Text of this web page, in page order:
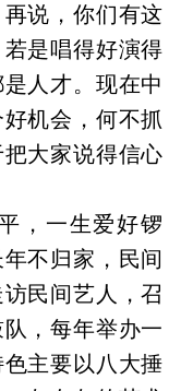
说，你们有这
是唱得好演得
人才。现在中
机会，何不抓
大家说得信心
，一生爱好锣
不归家，民间
民间艺人，召
，每年举办一
主要以八大捶